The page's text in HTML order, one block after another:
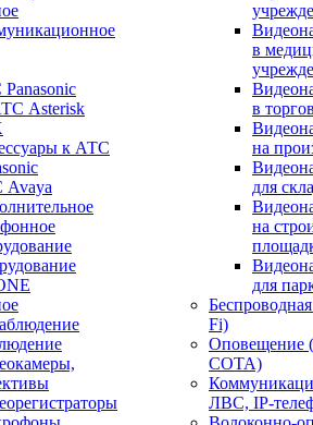
Panasonic
Asterisk
к АТС
в
в
на
для
на
для
Fi)
СОТА)
ЛВС, IP-